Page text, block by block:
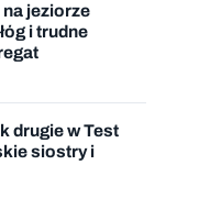
na jeziorze
i trudne
drugie w Test
siostry i